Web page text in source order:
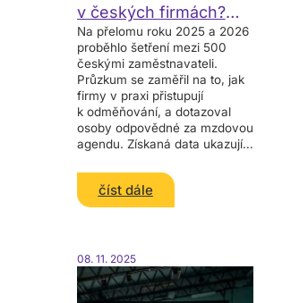
v českých firmách?
Máme výsledky
průzkumu
Na přelomu roku 2025 a 2026
proběhlo šetření mezi 500
českými zaměstnavateli.
Průzkum se zaměřil na to, jak
firmy v praxi přistupují
k odměňování, a dotazoval
osoby odpovědné za mzdovou
agendu. Získaná data ukazují
klíčových oblastech. Pravidla
odměňování a
číst dále
08. 11. 2025